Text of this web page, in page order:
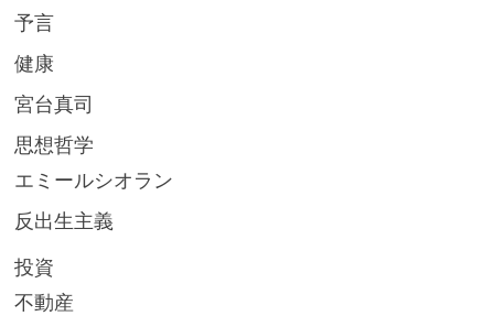
予言
健康
宮台真司
思想哲学
エミールシオラン
反出生主義
投資
不動産